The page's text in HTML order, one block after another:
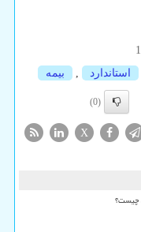
استاندارد بیمه
(0)
X